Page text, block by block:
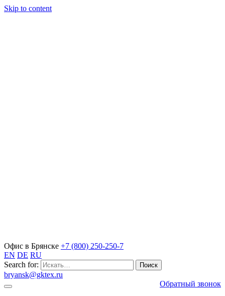
Skip to content
Офис в Брянске +7 (800) 250-250-7
EN DE RU
Search for:
bryansk@gktex.ru
Обратный звонок